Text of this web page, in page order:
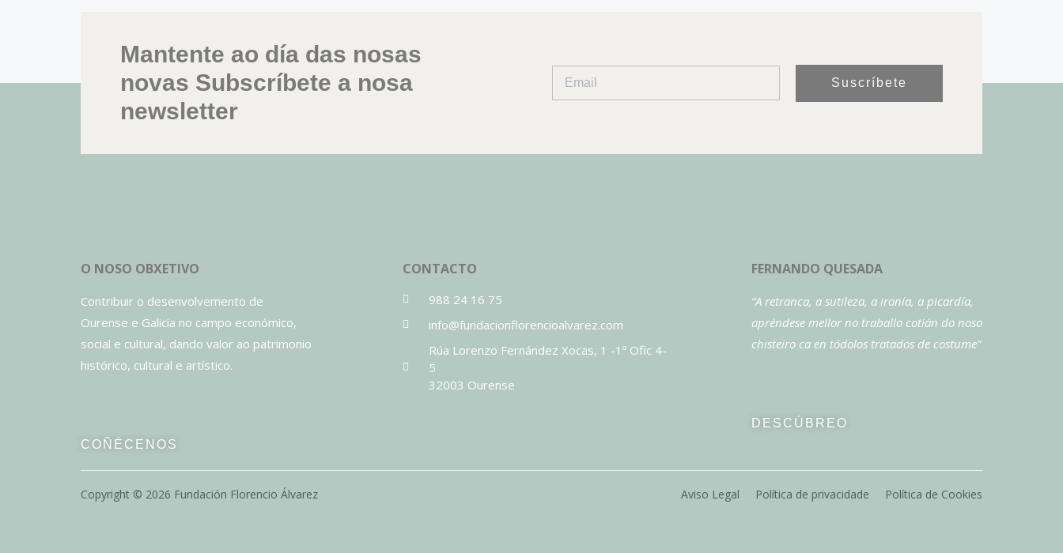
Mantente ao día das nosas
novas Subscríbete a nosa
newsletter
Suscríbete
O NOSO OBXETIVO
Contribuir o desenvolvemento de
Ourense e Galicia no campo económico,
social e cultural, dando valor ao patrimonio
histórico, cultural e artístico.
COÑÉCENOS
CONTACTO
988 24 16 75
info@fundacionflorencioalvarez.com
Rúa Lorenzo Fernández Xocas, 1 -1º Ofic 4-
5
32003 Ourense
FERNANDO QUESADA
“A retranca, a sutileza, a ironía, a picardía,
apréndese mellor no traballo cotián do noso
chisteiro ca en tódolos tratados de costume”
DESCÚBREO
Copyright © 2026 Fundación Florencio Álvarez Aviso Legal Política de privacidade Política de Cookies